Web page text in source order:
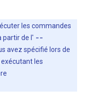
les commandes
partir de l' --
avez spécifié lors de
les